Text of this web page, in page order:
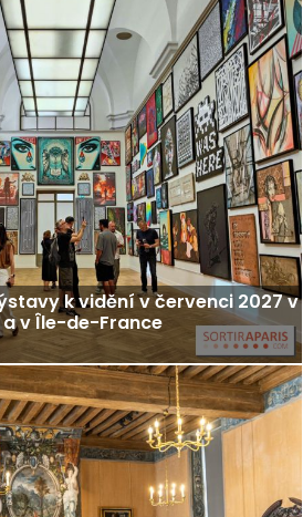
k vidění v červenci 2027 v
a v Île-de-France